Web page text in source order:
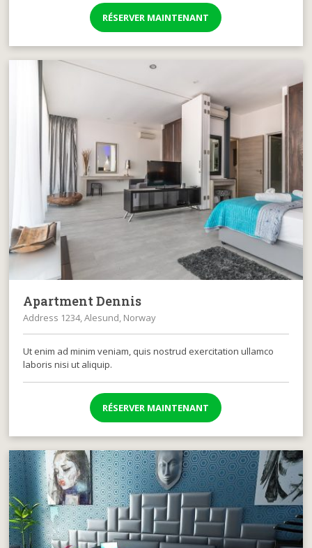
RÉSERVER MAINTENANT
Apartment Dennis
Address 1234, Alesund, Norway
Ut enim ad minim veniam, quis nostrud exercitation ullamco
laboris nisi ut aliquip.
RÉSERVER MAINTENANT